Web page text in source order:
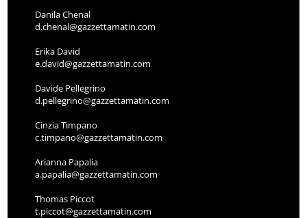
Danila Chenal
d.chenal@gazzettamatin.com
Erika David
e.david@gazzettamatin.com
Davide Pellegrino
d.pellegrino@gazzettamatin.com
Cinzia Timpano
c.timpano@gazzettamatin.com
Arianna Papalia
a.papalia@gazzettamatin.com
Thomas Piccot
t.piccot@gazzettamatin.com